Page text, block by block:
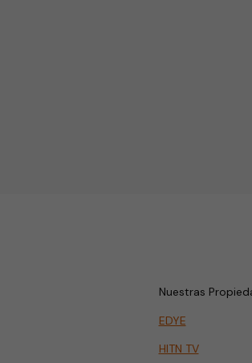
Nuestras
EDYE
HITN TV